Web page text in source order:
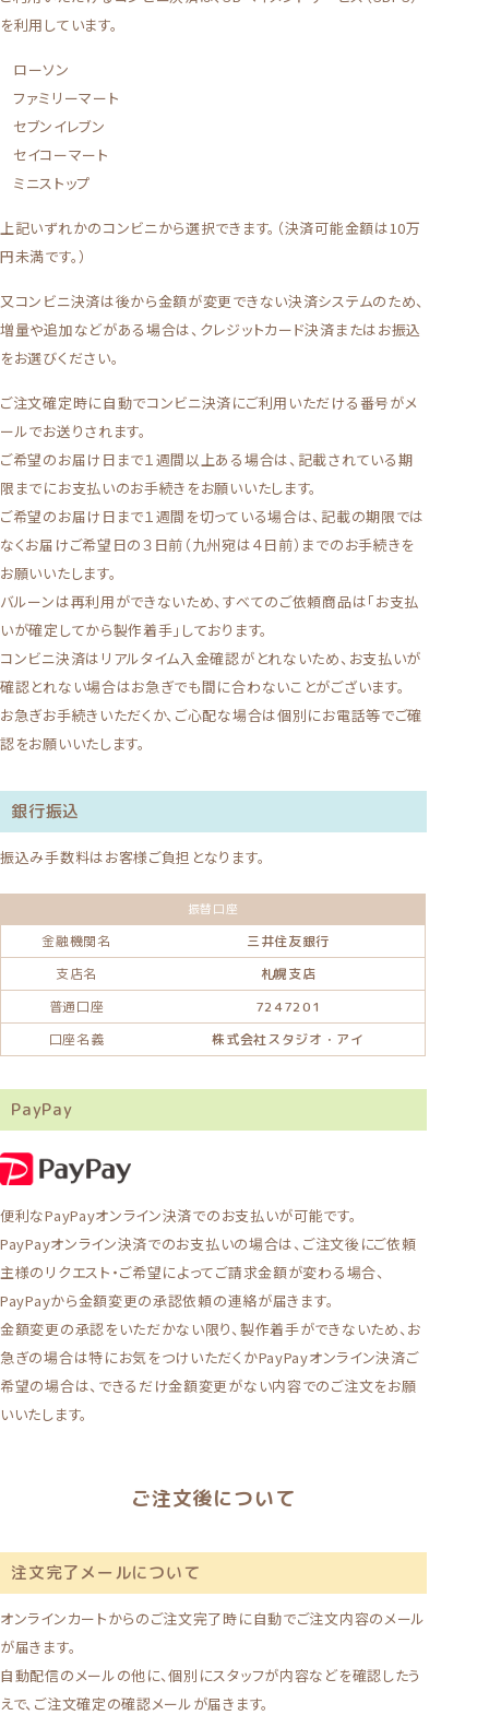
を利用しています。
ローソン
ファミリーマート
セブンイレブン
セイコーマート
ミニストップ
上記いずれかのコンビニから選択できます。（決済可能金額は10万
円未満です。）
又コンビニ決済は後から金額が変更できない決済システムのため、
増量や追加などがある場合は、クレジットカード決済またはお振込
をお選びください。
ご注文確定時に自動でコンビニ決済にご利用いただける番号がメ
ールでお送りされます。
ご希望のお届け日まで１週間以上ある場合は、記載されている期
限までにお支払いのお手続きをお願いいたします。
ご希望のお届け日まで１週間を切っている場合は、記載の期限では
なくお届けご希望日の３日前（九州宛は４日前）までのお手続きを
お願いいたします。
バルーンは再利用ができないため、すべてのご依頼商品は「お支払
いが確定してから製作着手」しております。
コンビニ決済はリアルタイム入金確認がとれないため、お支払いが
確認とれない場合はお急ぎでも間に合わないことがございます。
お急ぎお手続きいただくか、ご心配な場合は個別にお電話等でご確
認をお願いいたします。
銀行振込
振込み手数料はお客様ご負担となります。
振替口座
金融機関名
三井住友銀行
支店名
札幌支店
普通口座
7247201
口座名義
株式会社スタジオ・アイ
PayPay
便利なPayPayオンライン決済でのお支払いが可能です。
PayPayオンライン決済でのお支払いの場合は、ご注文後にご依頼
主様のリクエスト・ご希望によってご請求金額が変わる場合、
PayPayから金額変更の承認依頼の連絡が届きます。
金額変更の承認をいただかない限り、製作着手ができないため、お
急ぎの場合は特にお気をつけいただくかPayPayオンライン決済ご
希望の場合は、できるだけ金額変更がない内容でのご注文をお願
いいたします。
ご注文後について
注文完了メールについて
オンラインカートからのご注文完了時に自動でご注文内容のメール
が届きます。
自動配信のメールの他に、個別にスタッフが内容などを確認したう
えで、ご注文確定の確認メールが届きます。